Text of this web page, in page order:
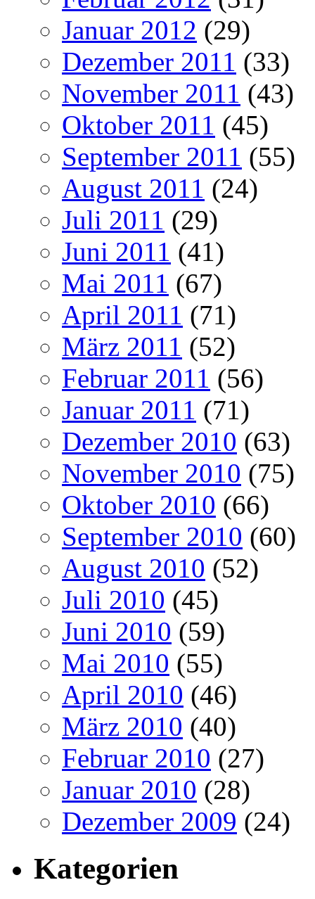
Januar 2012 (29)
Dezember 2011 (33)
November 2011 (43)
Oktober 2011 (45)
September 2011 (55)
August 2011 (24)
Juli 2011 (29)
Juni 2011 (41)
Mai 2011 (67)
April 2011 (71)
März 2011 (52)
Februar 2011 (56)
Januar 2011 (71)
Dezember 2010 (63)
November 2010 (75)
Oktober 2010 (66)
September 2010 (60)
August 2010 (52)
Juli 2010 (45)
Juni 2010 (59)
Mai 2010 (55)
April 2010 (46)
März 2010 (40)
Februar 2010 (27)
Januar 2010 (28)
Dezember 2009 (24)
Kategorien